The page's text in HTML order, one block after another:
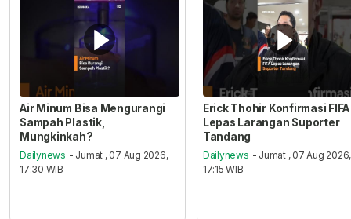
Air Minum Bisa Mengurangi
Sampah Plastik,
Mungkinkah?
Dailynews - Jumat , 07 Aug 2026,
17:30 WIB
Erick Thohir Konfirmasi FIFA
Lepas Larangan Suporter
Tandang
Dailynews - Jumat , 07 Aug 2026,
17:15 WIB